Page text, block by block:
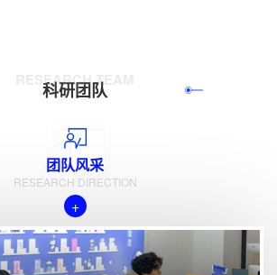
RESEARCH TEAM
科研团队
团队风采
RESEARCH DIRECTION
+